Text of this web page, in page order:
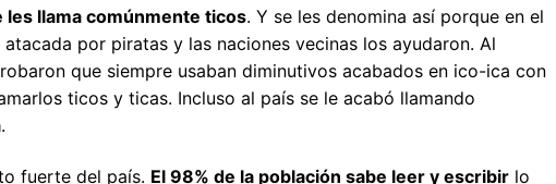
Nepal
Sri Lanka
Tailandia
Francia
Grecia
Irlanda
llama comúnmente ticos. Y se les denomina así porque en el
atacada por piratas y las naciones vecinas los ayudaron. Al
que siempre usaban diminutivos acabados en ico-ica con
ticos y ticas. Incluso al país se le acabó llamando
.
fuerte del país. El 98% de la población sabe leer y escribir lo